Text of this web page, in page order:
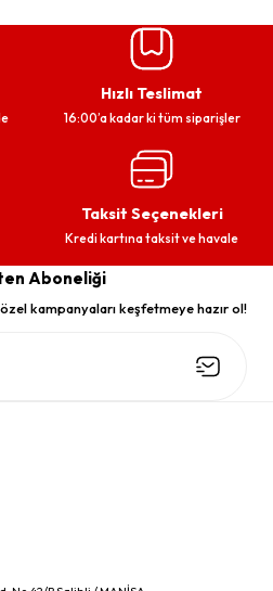
Hızlı Teslimat
16:00’a kadar ki tüm siparişler
Taksit Seçenekleri
Kredi kartına taksit ve havale
Aboneliği
kampanyaları keşfetmeye hazır ol!